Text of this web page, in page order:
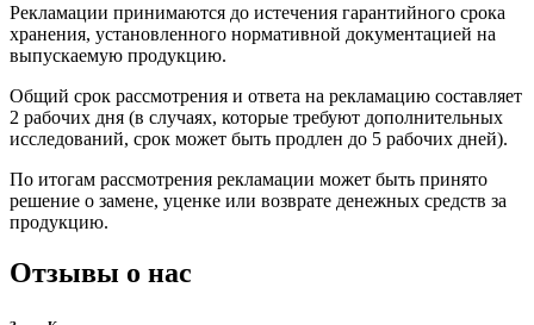
Рекламации принимаются до истечения гарантийного срока
хранения, установленного нормативной документацией на
выпускаемую продукцию.
Общий срок рассмотрения и ответа на рекламацию составляет
2 рабочих дня (в случаях, которые требуют дополнительных
исследований, срок может быть продлен до 5 рабочих дней).
По итогам рассмотрения рекламации может быть принято
решение о замене, уценке или возврате денежных средств за
продукцию.
Отзывы о нас